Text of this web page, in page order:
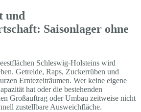
und
Saisonlager ohne
Schleswig-Holsteins wird
Getreide, Raps, Zuckerrüben und
Erntezeiträumen. Wer keine eigene
hat oder die bestehenden
Großauftrag oder Umbau zeitweise nicht
zustellbare Ausweichfläche.